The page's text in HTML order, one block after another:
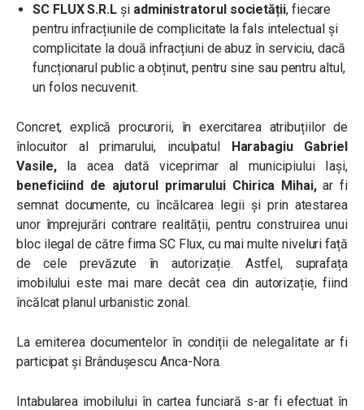
SC FLUX S.R.L și administratorul societății, fiecare
pentru infracțiunile de complicitate la fals intelectual și
complicitate la două infracțiuni de abuz în serviciu, dacă
funcționarul public a obținut, pentru sine sau pentru altul,
un folos necuvenit.
Concret, explică procurorii, în exercitarea atribuțiilor de
înlocuitor al primarului, inculpatul Harabagiu Gabriel
Vasile,la acea dată viceprimar al municipiului Iași,
beneficiind de ajutorul primarului Chirica Mihai,ar fi
semnat documente, cu încălcarea legii și prin atestarea
unor împrejurări contrare realității, pentru construirea unui
bloc ilegal de către firma SC Flux, cu mai multe niveluri față
de cele prevăzute în autorizație. Astfel, suprafața
imobilului este mai mare decât cea din autorizație, fiind
încălcat planul urbanistic zonal.
La emiterea documentelor în condiții de nelegalitate ar fi
participat și Brândușescu Anca-Nora.
Intabularea imobilului în cartea funciară s-ar fi efectuat în